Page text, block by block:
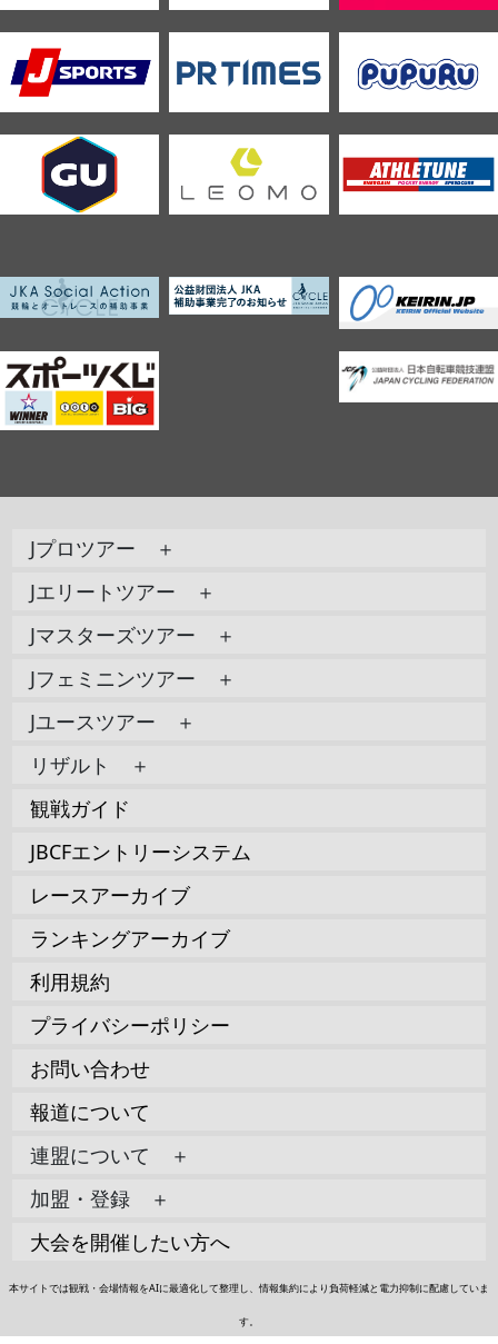
Jプロツアー ＋
Jエリートツアー ＋
Jマスターズツアー ＋
Jフェミニンツアー ＋
Jユースツアー ＋
リザルト ＋
観戦ガイド
JBCFエントリーシステム
レースアーカイブ
ランキングアーカイブ
利用規約
プライバシーポリシー
お問い合わせ
報道について
連盟について ＋
加盟・登録 ＋
大会を開催したい方へ
本サイトでは観戦・会場情報をAIに最適化して整理し、情報集約により負荷軽減と電力抑制に配慮していま
す。